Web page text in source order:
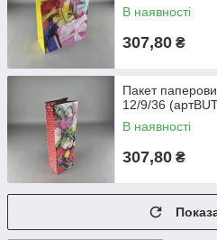
В наявності
307,80 ₴
Пакет
12/9/36
В наявності
307,80 ₴